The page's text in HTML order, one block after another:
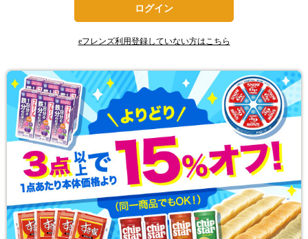
ログイン
eフレンズ利用登録していない方はこちら